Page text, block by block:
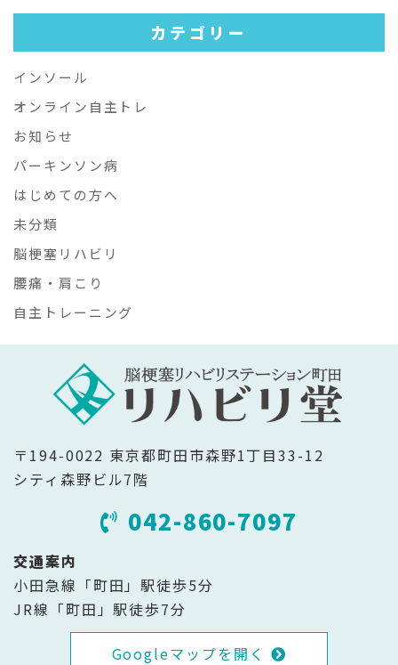
カテゴリー
インソール
オンライン自主トレ
お知らせ
パーキンソン病
はじめての方へ
未分類
脳梗塞リハビリ
腰痛・肩こり
自主トレーニング
〒194-0022 東京都町田市森野1丁目33-12
シティ森野ビル7階
042-860-7097
交通案内
小田急線「町田」駅徒歩5分
JR線「町田」駅徒歩7分
Googleマップを開く